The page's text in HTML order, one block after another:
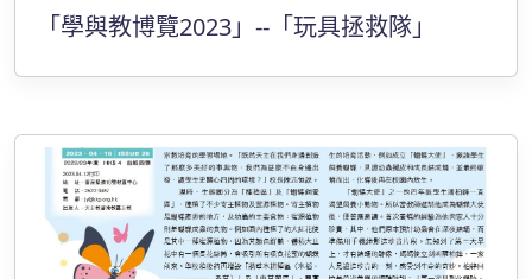
「學與教博覽2023」--「玩具拯救隊」